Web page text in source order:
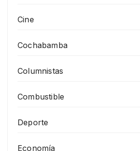
Cine
Cochabamba
Columnistas
Combustible
Deporte
Economía